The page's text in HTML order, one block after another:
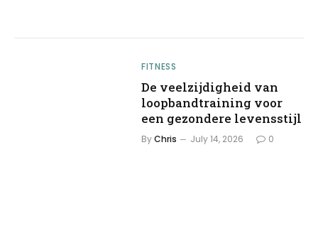
FITNESS
De veelzijdigheid van
loopbandtraining voor
een gezondere levensstijl
ByChris July 14, 2026 0